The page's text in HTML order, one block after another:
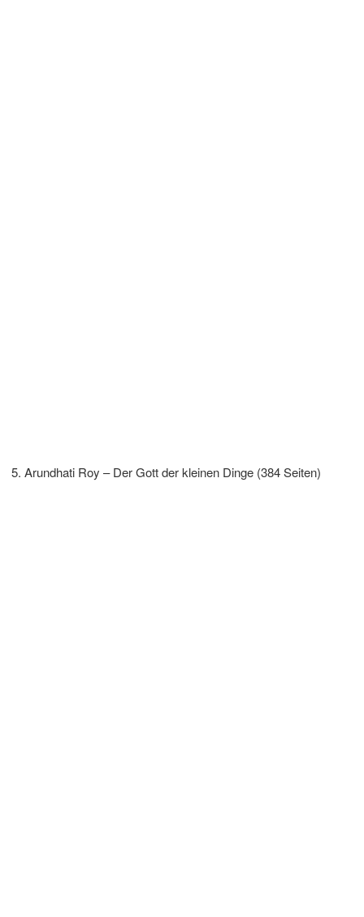
Arundhati Roy – Der Gott der kleinen Dinge (384 Seiten)